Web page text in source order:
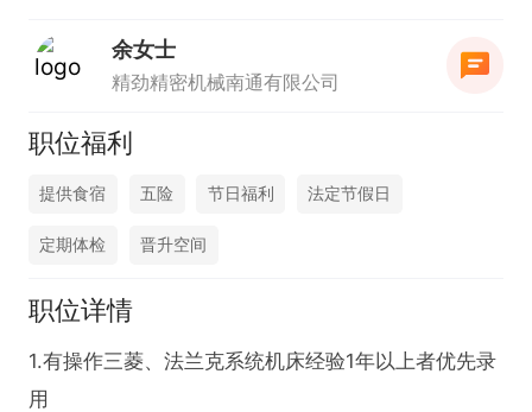
余女士
精劲精密机械南通有限公司
职位福利
提供食宿 五险 节日福利 法定节假日
定期体检 晋升空间
职位详情
1.有操作三菱、法兰克系统机床经验1年以上者优先录
用